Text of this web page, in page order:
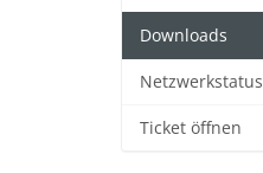
Downloads
Netzwerkstatus
Ticket öffnen